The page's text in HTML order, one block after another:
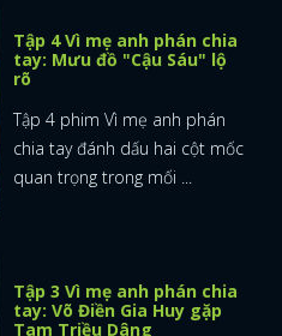
Tập 4 Vì mẹ anh phán chia
tay: Mưu đồ "Cậu Sáu" lộ
rõ
Tập 4 phim Vì mẹ anh phán
chia tay đánh dấu hai cột mốc
quan trọng trong mối ...
Tập 3 Vì mẹ anh phán chia
tay: Võ Điền Gia Huy gặp
Tam Triều Dâng